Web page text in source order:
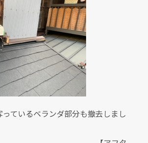
っているベランダ部分も撤去しまし